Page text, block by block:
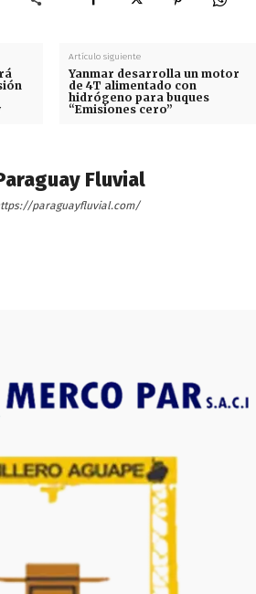
Artículo siguiente
Yanmar desarrolla un motor
de 4T alimentado con
hidrógeno para buques
“Emisiones cero”
Fluvial
paraguayfluvial.com/